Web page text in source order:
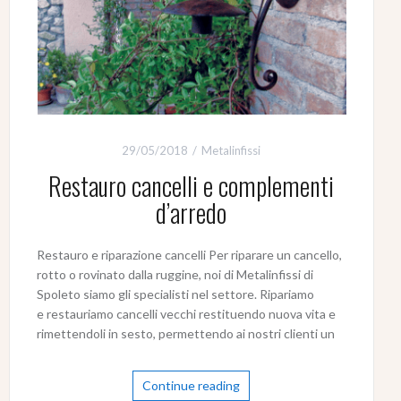
29/05/2018 Metalinfissi
Restauro cancelli e complementi
d’arredo
Restauro e riparazione cancelli Per riparare un cancello,
rotto o rovinato dalla ruggine, noi di Metalinfissi di
Spoleto siamo gli specialisti nel settore. Ripariamo
e restauriamo cancelli vecchi restituendo nuova vita e
rimettendoli in sesto, permettendo ai nostri clienti un
Continue reading